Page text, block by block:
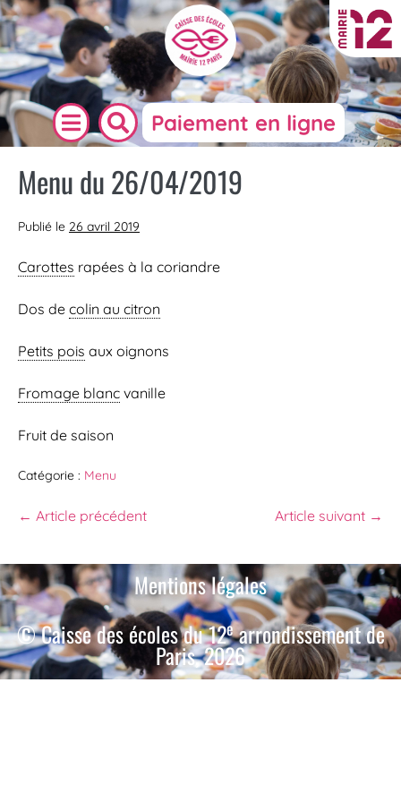
Paiement en ligne
Menu du 26/04/2019
Publié le 26 avril 2019
Carottes rapées à la coriandre
Dos de colin au citron
Petits pois aux oignons
Fromage blanc vanille
Fruit de saison
Catégorie : Menu
← Article précédent Article suivant →
Mentions légales
© Caisse des écoles du 12earrondissement de
Paris, 2026